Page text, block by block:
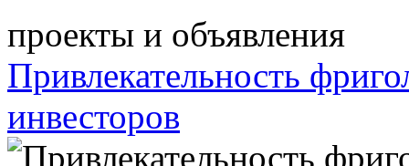
проекты и объявления
Привлекательность
инвесторов